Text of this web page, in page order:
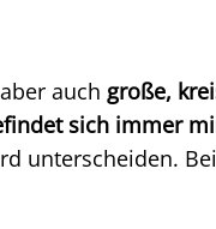
auch große,
sich immer
unterscheiden.